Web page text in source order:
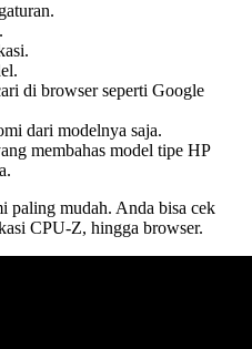
di browser seperti Google
dari modelnya saja.
membahas model tipe HP
paling mudah. Anda bisa cek
CPU-Z, hingga browser.